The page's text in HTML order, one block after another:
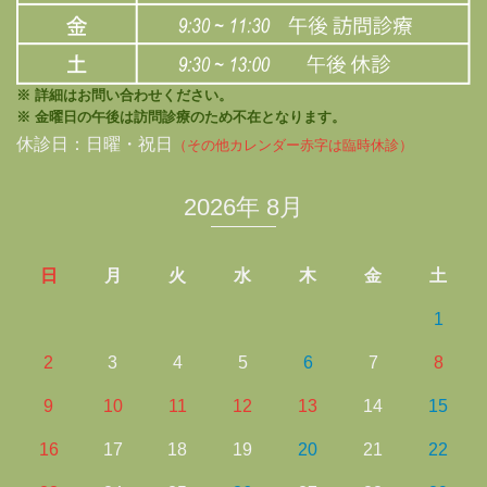
※ 詳細はお問い合わせください。
※ 金曜日の午後は訪問診療のため不在となります。
休診日：日曜・祝日 （その他カレンダー赤字は臨時休診）
2026年 8月
日 月 火 水 木 金 土
1
2 3 4 5 6 7 8
9 10 11 12 13 14 15
16 17 18 19 20 21 22